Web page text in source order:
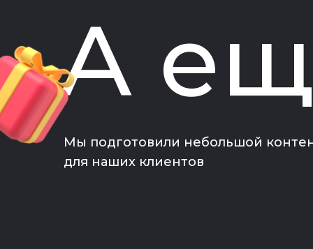
А
Мы подготовили небольшой
для наших клиентов